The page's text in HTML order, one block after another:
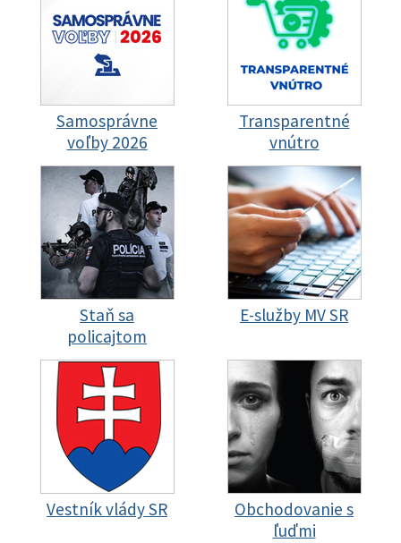
Samosprávne
voľby 2026
Transparentné
vnútro
Staň sa
policajtom
E-služby MV SR
Vestník vlády SR
Obchodovanie s
ľuďmi